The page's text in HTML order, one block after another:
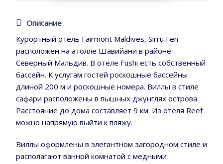
Описание
Курортный отель Fairmont Maldives, Sirru Fen
расположен на атолле Шавийани в районе
Северный Мальдив. В отеле Fushi есть собственный
бассейн. К услугам гостей роскошные бассейны
длиной 200 м и роскошные номера. Виллы в стиле
сафари расположены в пышных джунглях острова.
Расстояние до дома составляет 9 км. Из отеля Reef
можно напрямую выйти к пляжу.
Виллы оформлены в элегантном загородном стиле и
располагают ванной комнатой с медными